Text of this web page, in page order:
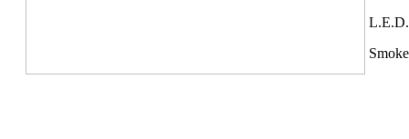
Smoke